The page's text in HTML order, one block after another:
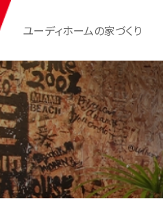
ユーディホームの家づくり